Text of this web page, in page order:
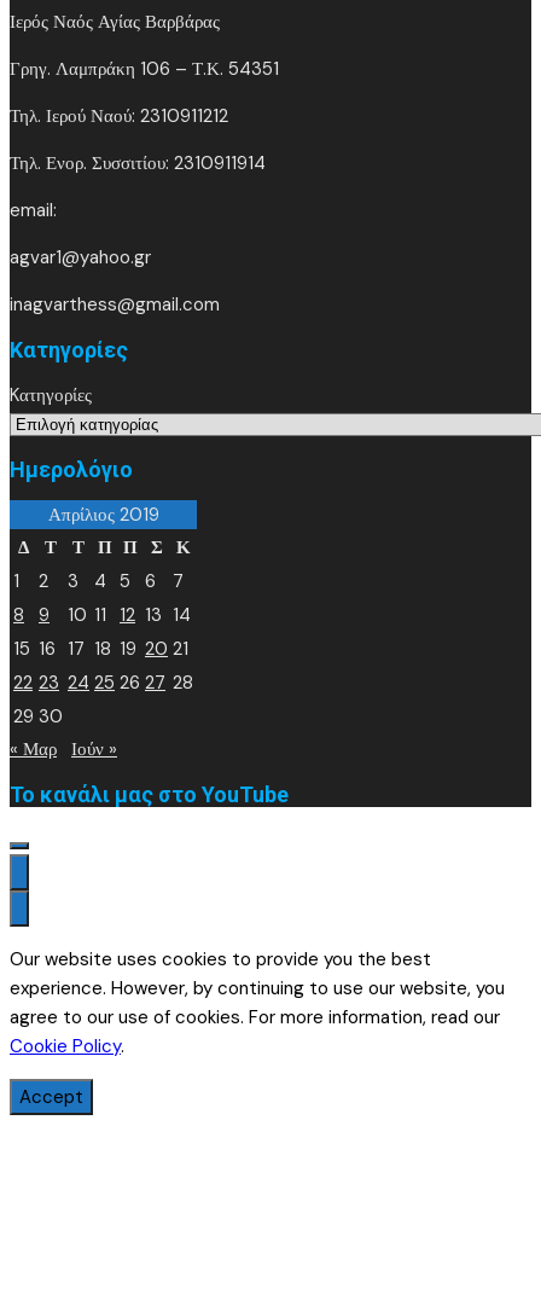
Ιερός Ναός Αγίας Βαρβάρας
Γρηγ. Λαμπράκη 106 – Τ.Κ. 54351
Τηλ. Ιερού Ναού: 2310911212
Τηλ. Ενορ. Συσσιτίου: 2310911914
email:
agvar1@yahoo.gr
inagvarthess@gmail.com
Kατηγορίες
Kατηγορίες
Ημερολόγιο
Απρίλιος 2019
Δ
Τ Τ Π Π Σ Κ
1
2 3 4 5 6
7
8
9 10 11 12 13 14
15 16 17 18 19 20 21
22 23 24 25 26 27 28
29 30
« Μαρ Ιούν »
Το κανάλι μας στο YouTube
Our website uses cookies to provide you the best
experience. However, by continuing to use our website, you
agree to our use of cookies. For more information, read our
Cookie Policy.
Accept